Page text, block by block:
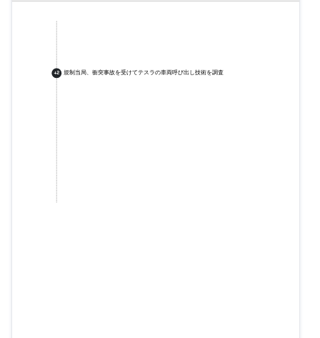
+2 規制当局、衝突事故を受けてテスラの車両呼び出し技術を調査